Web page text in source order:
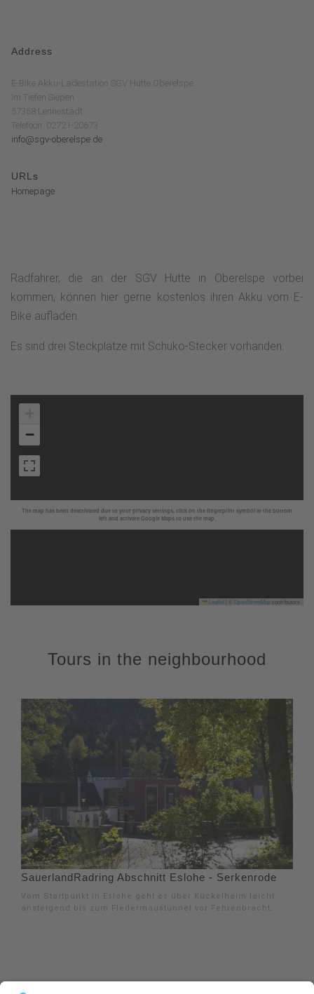
Address
E-Bike Akku-Ladestation SGV Hütte Oberelspe
Im Tiefen Siepen
57368 Lennestadt
Telefoon: 02721-20673
info@sgv-oberelspe.de
URLs
Homepage
Radfahrer, die an der SGV Hütte in Oberelspe vorbei
kommen, können hier gerne kostenlos ihren Akku vom E-
Bike aufladen.
Es sind drei Steckplätze mit Schuko-Stecker vorhanden.
The map has been deactivated due to your privacy settings, click on the fingerprint symbol at the bottom
left and activate Google Maps to use the map.
−
Leaflet OpenStreetMapcontributors
Tours in the neighbourhood
SauerlandRadring Abschnitt Eslohe - Serkenrode
Vom Startpunkt in Eslohe geht es über Kückelheim leicht
ansteigend bis zum Fledermaustunnel vor Fehrenbracht.